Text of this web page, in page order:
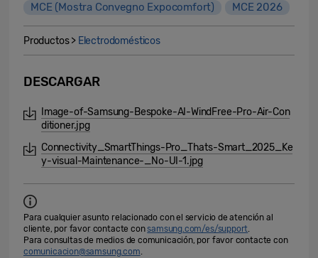
MCE (Mostra Convegno Expocomfort)
MCE 2026
Productos > Electrodomésticos
DESCARGAR
Image-of-Samsung-Bespoke-AI-WindFree-Pro-Air-Con
ditioner.jpg
Connectivity_SmartThings-Pro_Thats-Smart_2025_Ke
y-visual-Maintenance-_No-UI-1.jpg
Para cualquier asunto relacionado con el servicio de atención al
cliente, por favor contacte consamsung.com/es/support.
Para consultas de medios de comunicación, por favor contacte con
comunicacion@samsung.com.